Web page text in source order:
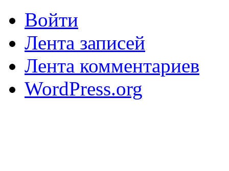
Войти
Лента записей
Лента комментариев
WordPress.org